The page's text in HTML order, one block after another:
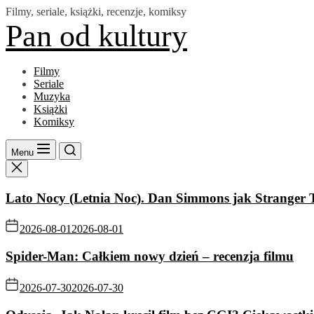
Skip
to
the
content
Filmy, seriale, książki, recenzje, komiksy
Pan od kultury
Filmy
Seriale
Muzyka
Książki
Komiksy
Menu
Lato Nocy (Letnia Noc). Dan Simmons jak Stranger
2026-08-012026-08-01
Spider-Man: Całkiem nowy dzień – recenzja filmu
2026-07-302026-07-30